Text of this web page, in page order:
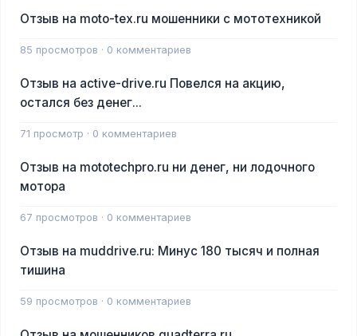
Отзыв на moto-tex.ru мошенники с мототехникой
85 просмотров · 0 комментариев
Отзыв на active-drive.ru Повелся на акцию,
остался без денег...
71 просмотр · 0 комментариев
Отзыв на mototechpro.ru ни денег, ни лодочного
мотора
67 просмотров · 0 комментариев
Отзыв на muddrive.ru: Минус 180 тысяч и полная
тишина
59 просмотров · 0 комментариев